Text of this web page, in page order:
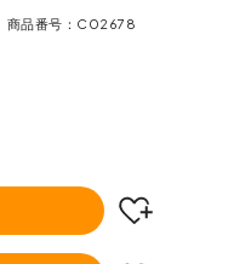
商品番号 C02678